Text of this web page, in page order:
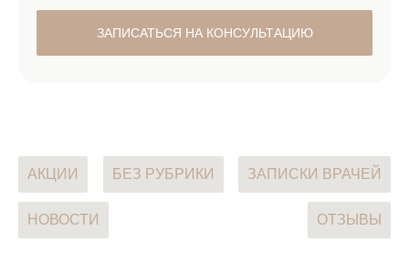
АКЦИИ БЕЗ РУБРИКИ ЗАПИСКИ ВРАЧЕЙ
НОВОСТИ ОТЗЫВЫ
ЗАПИСАТЬСЯ НА КОНСУЛЬТАЦИЮ